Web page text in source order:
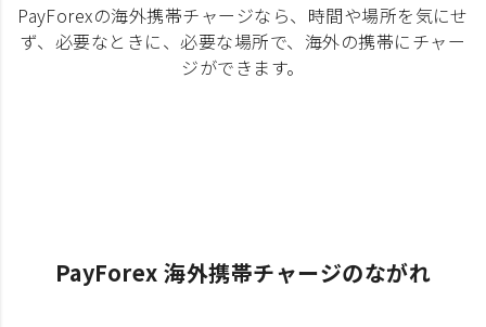
PayForexの海外携帯チャージなら、時間や場所を気にせ
ず、必要なときに、必要な場所で、海外の携帯にチャー
ジができます。
PayForex 海外携帯チャージのながれ